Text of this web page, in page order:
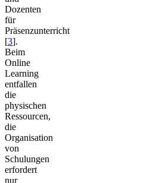
Dozenten
für
Präsenzunterricht
[3].
Beim
Online
Learning
entfallen
die
physischen
Ressourcen,
die
Organisation
von
Schulungen
erfordert
nur